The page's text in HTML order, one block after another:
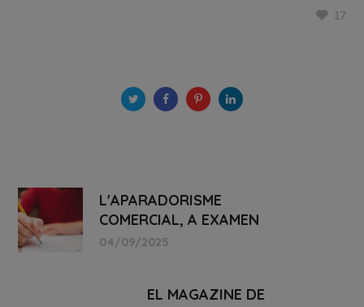
17
L'APARADORISME
COMERCIAL, A EXAMEN
04/09/2025
EL MAGAZINE DE